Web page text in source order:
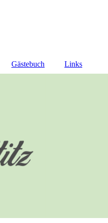
Gästebuch Links